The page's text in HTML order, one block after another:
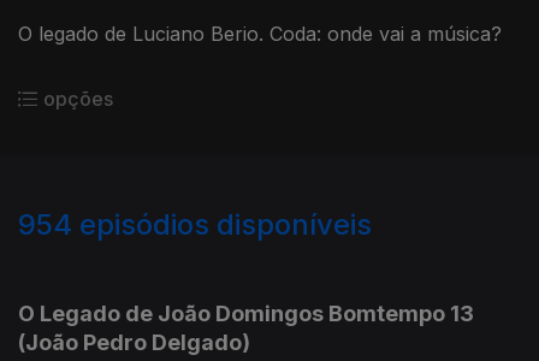
O legado de Luciano Berio. Coda: onde vai a música?
opções
954 episódios disponíveis
O Legado de João Domingos Bomtempo 13
(João Pedro Delgado)